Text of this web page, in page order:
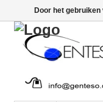
Door het